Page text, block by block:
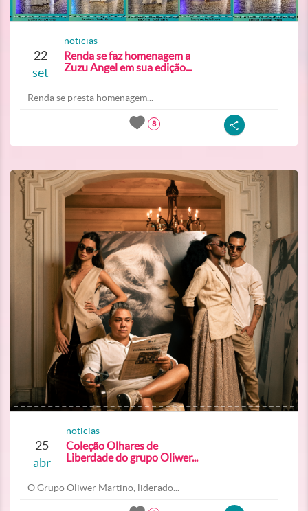
22
set
noticias
Renda se faz homenagem a
Zuzu Angel em sua edição...
Renda se presta homenagem...
8
25
abr
noticias
Coleção Olhares de
Liberdade do grupo Oliwer...
O Grupo Oliwer Martino, liderado...